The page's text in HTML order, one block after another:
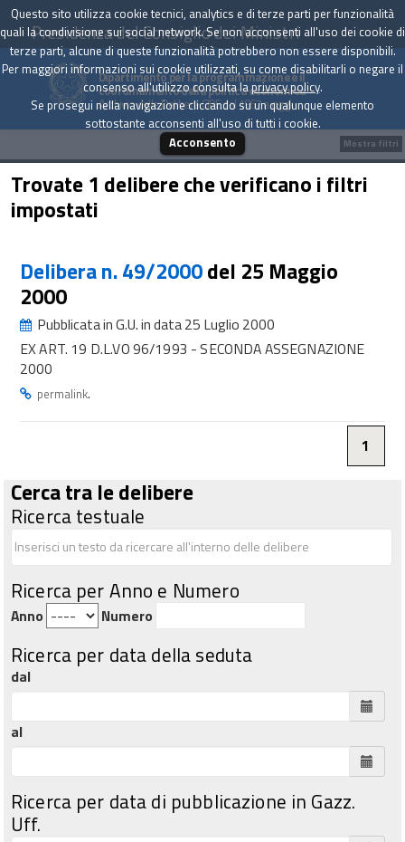
Presidenza del Consiglio dei Ministri
Dipartimento per la programmazione e il
coordinamento della politica economica
Archivio delle Delibere CIPE dal 1967 a oggi
Trovate 1 delibere che verificano i filtri
impostati
Delibera n. 49/2000del 25 Maggio
2000
Pubblicata in G.U. in data 25 Luglio 2000
EX ART. 19 D.L.VO 96/1993 - SECONDA ASSEGNAZIONE
2000
permalink.
1
Cerca tra le delibere
Ricerca testuale
Ricerca per Anno e Numero
Anno Numero
Ricerca per data della seduta
dal
al
Ricerca per data di pubblicazione in Gazz.
Uff.
Mostra filtri
Questo sito utilizza cookie tecnici, analytics e di terze parti per funzionalità
quali la condivisione sui social network. Se non acconsenti all'uso dei cookie di
terze parti, alcune di queste funzionalità potrebbero non essere disponibili.
Per maggiori informazioni sui cookie utilizzati, su come disabilitarli o negare il
consenso all'utilizzo consulta laprivacy policy.
Se prosegui nella navigazione cliccando su un qualunque elemento
sottostante acconsenti all'uso di tutti i cookie.
Acconsento